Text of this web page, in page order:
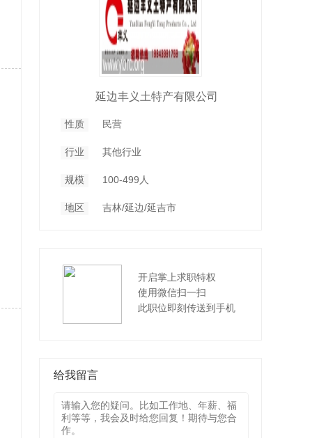
延边丰义土特产有限公司
性质 民营
行业 其他行业
规模 100-499人
地区 吉林/延边/延吉市
开启掌上求职特权
使用微信扫一扫
此职位即刻传送到手机
给我留言